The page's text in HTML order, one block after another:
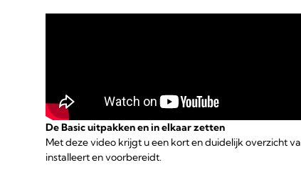
De Basic uitpakken en in elkaar zetten
Met deze video krijgt u een kort en duidelijk overzicht
installeert en voorbereidt.